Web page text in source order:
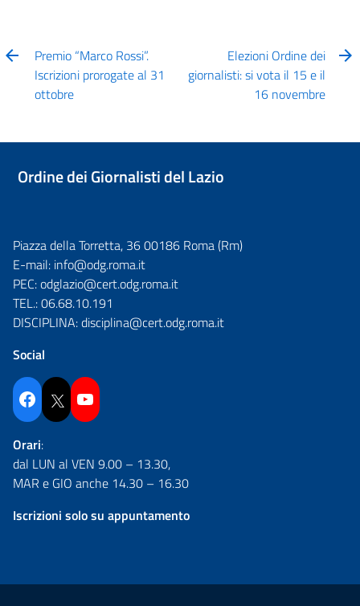
Premio “Marco Rossi”.
Iscrizioni prorogate al 31
ottobre
Elezioni Ordine dei
giornalisti: si vota il 15 e il
16 novembre
Ordine dei Giornalisti del Lazio
Piazza della Torretta, 36 00186 Roma (Rm)
E-mail: info@odg.roma.it
PEC:odglazio@cert.odg.roma.it
TEL.:06.68.10.191
DISCIPLINA:disciplina@cert.odg.roma.it
Social
Facebook Twitter YouTube
Orari:
dal LUN al VEN 9.00 – 13.30,
MAR e GIO anche 14.30 – 16.30
Iscrizioni solo su appuntamento